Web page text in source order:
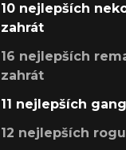
10 nejlepších
zahrát
16 nejlepších
zahrát
11 nejlepších
12 nejlepších